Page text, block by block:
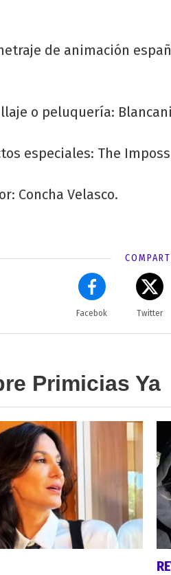
de animación
o peluquería:
especiales: The
Concha Velasco.
Facebok Twitter
Primicias Ya